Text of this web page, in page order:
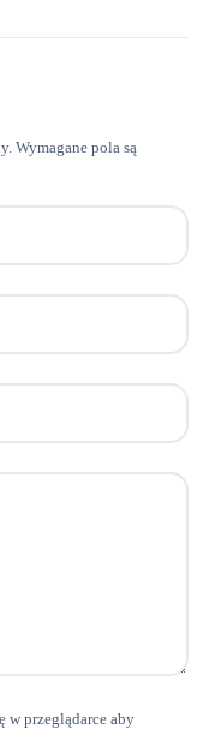
Wymagane pola są
w przeglądarce aby